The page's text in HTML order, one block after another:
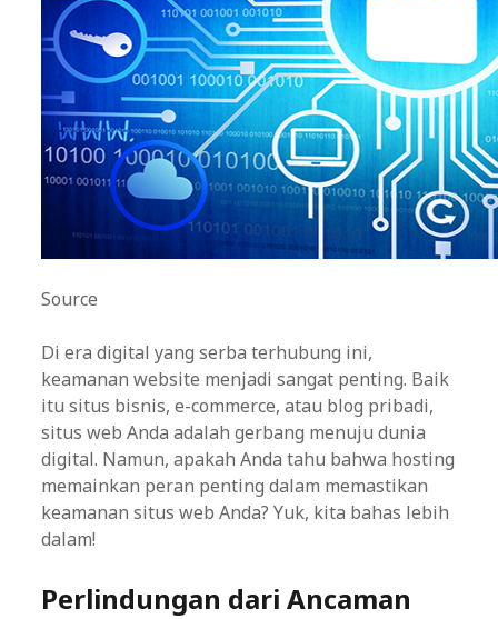
Source
Di era digital yang serba terhubung ini,
keamanan website menjadi sangat penting. Baik
itu situs bisnis, e-commerce, atau blog pribadi,
situs web Anda adalah gerbang menuju dunia
digital. Namun, apakah Anda tahu bahwa hosting
memainkan peran penting dalam memastikan
keamanan situs web Anda? Yuk, kita bahas lebih
dalam!
Perlindungan dari Ancaman